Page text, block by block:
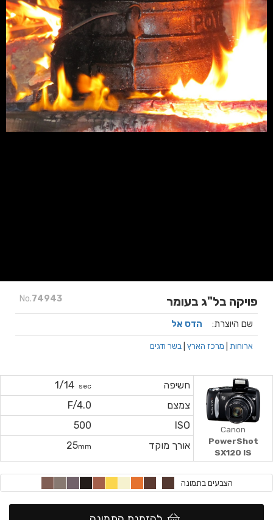
No.74943 פויקה בל"ג בעומר
שם היוצרת: הדס אל
ארוחות מרכז הארץ בשר ודגים
חשיפה sec
1/14
צמצם
F/4.0
ISO
500
אורך מוקד
25mm
Canon
PowerShot
SX120 IS
הצבעים בתמונה